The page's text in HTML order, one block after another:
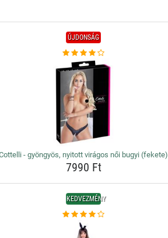
ÚJDONSÁG
- gyöngyös, nyitott virágos női bugyi (fekete)
7990 Ft
KEDVEZMÉNY